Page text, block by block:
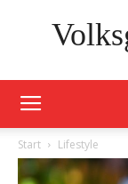
Start Lifestyle